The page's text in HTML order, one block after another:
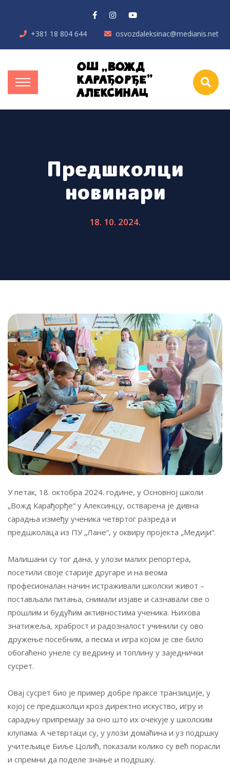
+381 18 804 644 osvozdaleksinac@medianis.net
Предшколци
новинари
18. 10. 2024.
У петак, 18. октобра 2024. године, у Основној школи
„Вожд Карађорђе“ у Алексинцу, остварена је дивна
сарадња између ученика четвртог разреда и
предшколаца из ПУ „Лане“, у оквиру пројекта „Медији“.
Малишани су тог дана, у улози малих репортера,
посетили своје старије другаре и на веома
професионалан начин истраживали школски живот –
постављали питања, снимали изјаве и сазнавали све о
прошлим и будућим активностима ученика. Њихова
знатижеља, храброст и радозналост учинили су ово
дружење посебним, а песма и игра којом је све било
обогаћено унеле су ведрину и топлину у заједнички
сусрет.
Овај сусрет био је пример добре праксе транзиције, у
којој се предшколци кроз директно искуство, игру и
сарадњу припремају за оно што их очекује у школским
клупама. А четвртаци су, у улози домаћина и уз подршку
учитељице Биље Цолић, показали колико су већ порасли
и спремни да поделе знање и подршку.